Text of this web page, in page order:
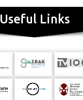
Useful Links